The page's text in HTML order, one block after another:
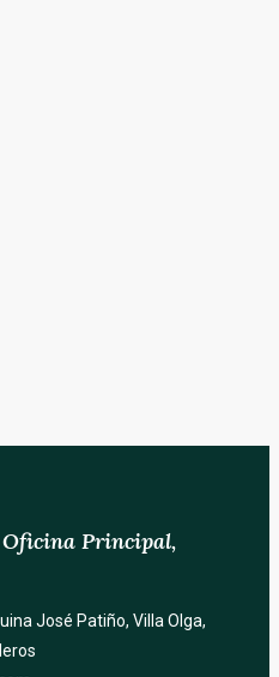
Principal,
José Patiño, Villa Olga,